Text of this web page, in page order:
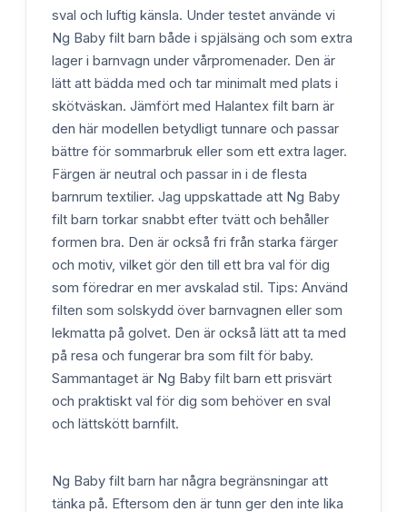
sval och luftig känsla. Under testet använde vi
Ng Baby filt barn både i spjälsäng och som extra
lager i barnvagn under vårpromenader. Den är
lätt att bädda med och tar minimalt med plats i
skötväskan. Jämfört med Halantex filt barn är
den här modellen betydligt tunnare och passar
bättre för sommarbruk eller som ett extra lager.
Färgen är neutral och passar in i de flesta
barnrum textilier. Jag uppskattade att Ng Baby
filt barn torkar snabbt efter tvätt och behåller
formen bra. Den är också fri från starka färger
och motiv, vilket gör den till ett bra val för dig
som föredrar en mer avskalad stil. Tips: Använd
filten som solskydd över barnvagnen eller som
lekmatta på golvet. Den är också lätt att ta med
på resa och fungerar bra som filt för baby.
Sammantaget är Ng Baby filt barn ett prisvärt
och praktiskt val för dig som behöver en sval
och lättskött barnfilt.
Ng Baby filt barn har några begränsningar att
tänka på. Eftersom den är tunn ger den inte lika